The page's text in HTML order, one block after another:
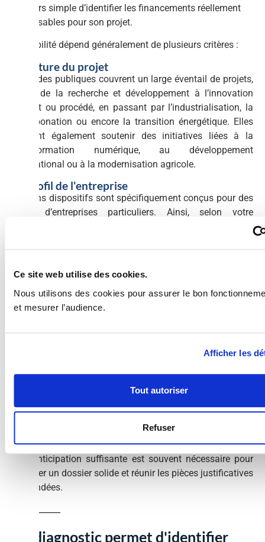
Ce site web utilise des cookies.
Nous utilisons des cookies pour assurer le bon
et mesurer l’audience.
Afficher les
Tout autoriser
Refuser
toujours simple d’identifier les financements réellement
mobilisables pour son projet.
L’éligibilité dépend généralement de plusieurs critères :
La nature du projet
Les aides publiques couvrent un large éventail de projets,
allant de la recherche et développement à l’innovation
produit ou procédé, en passant par l’industrialisation, la
décarbonation ou encore la transition énergétique. Elles
peuvent également soutenir des initiatives liées à la
transformation numérique, au développement
international ou à la modernisation agricole.
Le profil de l'entreprise
Certains dispositifs sont spécifiquement conçus pour des
types d’entreprises particuliers. Ainsi, selon votre
recherche.
Le niveau de maturité du projet
Le stade d’avancement du projet joue également un rôle
peuvent intervenir dès l’étude de faisabilité, puis
la réalisation de prototypes ou de démonstrateurs, jusqu’à
la première industrialisation, les investissements
industriels et le déploiement commercial.
Le calendrier
De nombreux appels à projets fonctionnent par relèves ou
Une anticipation suffisante est souvent nécessaire pour
préparer un dossier solide et réunir les pièces justificatives
demandées.
Un diagnostic permet d'identifier